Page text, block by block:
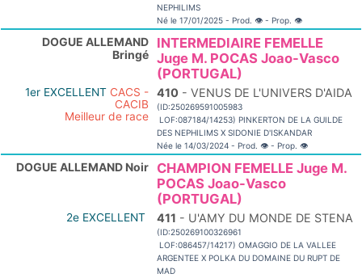
NEPHILIMS
Né le 17/01/2025 - Prod. 👁 - Prop. 👁
DOGUE ALLEMAND
Bringé
INTERMEDIAIRE FEMELLE
Juge M. POCAS Joao-Vasco
(PORTUGAL)
1er EXCELLENT CACS -
CACIB
Meilleur de race
410 - VENUS DE L'UNIVERS D'AIDA
(ID:250269591005983
LOF:087184/14253) PINKERTON DE LA GUILDE
DES NEPHILIMS X SIDONIE D'ISKANDAR
Née le 14/03/2024 - Prod. 👁 - Prop. 👁
DOGUE ALLEMAND Noir
CHAMPION FEMELLE Juge M.
POCAS Joao-Vasco
(PORTUGAL)
2e EXCELLENT 411 - U'AMY DU MONDE DE STENA
(ID:250269100326961
LOF:086457/14217) OMAGGIO DE LA VALLEE
ARGENTEE X POLKA DU DOMAINE DU RUPT DE
MAD